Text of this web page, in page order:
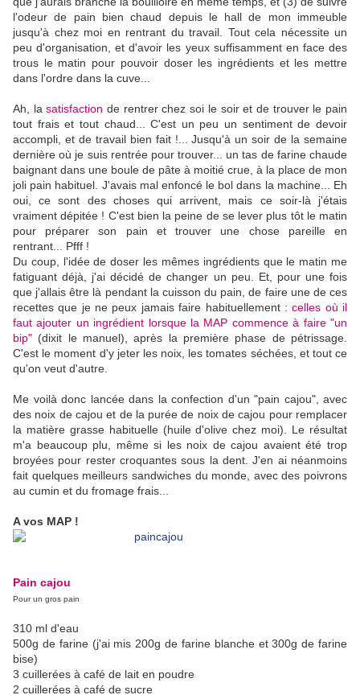
l'odeur de pain bien chaud depuis le hall de mon immeuble
jusqu'à chez moi en rentrant du travail. Tout cela nécessite un
peu d'organisation, et d'avoir les yeux suffisamment en face des
trous le matin pour pouvoir doser les ingrédients et les mettre
dans l'ordre dans la cuve...
Ah, lasatisfactionde rentrer chez soi le soir et de trouver le pain
tout frais et tout chaud... C'est un peu un sentiment de devoir
accompli, et de travail bien fait !... Jusqu'à un soir de la semaine
dernière où je suis rentrée pour trouver... un tas de farine chaude
baignant dans une boule de pâte à moitié crue, à la place de mon
joli pain habituel. J'avais mal enfoncé le bol dans la machine... Eh
oui, ce sont des choses qui arrivent, mais ce soir-là j'étais
vraiment dépitée ! C'est bien la peine de se lever plus tôt le matin
pour préparer son pain et trouver une chose pareille en
rentrant... Pfff !
Du coup, l'idée de doser les mêmes ingrédients que le matin me
fatiguant déjà, j'ai décidé de changer un peu. Et, pour une fois
que j'allais être là pendant la cuisson du pain, de faire une de ces
recettes que je ne peux jamais faire habituellement :celles où il
faut ajouter un ingrédient lorsque la MAP commence à faire "un
bip" (dixit le manuel), après la première phase de pétrissage.
C'est le moment d'y jeter les noix, les tomates séchées, et tout ce
qu'on veut d'autre.
Me voilà donc lancée dans la confection d'un "pain cajou", avec
des noix de cajou et de la purée de noix de cajou pour remplacer
la matière grasse habituelle (huile d'olive chez moi). Le résultat
m'a beaucoup plu, même si les noix de cajou avaient été trop
broyées pour rester croquantes sous la dent. J'en ai néanmoins
fait quelques meilleurs sandwiches du monde, avec des poivrons
au cumin et du fromage frais...
A vos MAP !
Pain cajou
Pour un gros pain
310 ml d'eau
500g de farine (j'ai mis 200g de farine blanche et 300g de farine
bise)
3 cuillerées à café de lait en poudre
2 cuillerées à café de sucre